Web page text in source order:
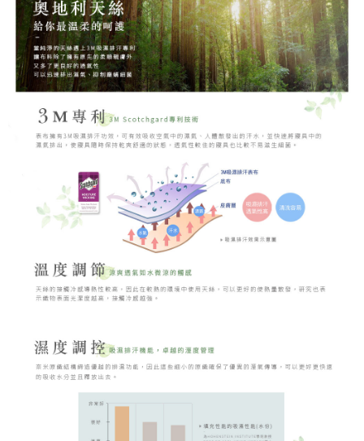
３．未成年的使用者請事先徵得法定代理人或監護人之同意方可使用
「AFTEE先享後付」，若未經同意申辦者引起之損失，本公司不負相關責
任。
４．使用「AFTEE先享後付」時，將依據個別帳號之用戶狀況，依本公司即
時審查核予不同之上限額度；若仍有額度不足之情形，本公司將視審查結果
請求用戶進行身份認證。
５．嚴禁一人註冊多個帳號或使用他人資訊註冊。若發現惡意使用之情形，
恩沛科技股份有限公司將有權停止該用戶之使用額度並採取法律行動。